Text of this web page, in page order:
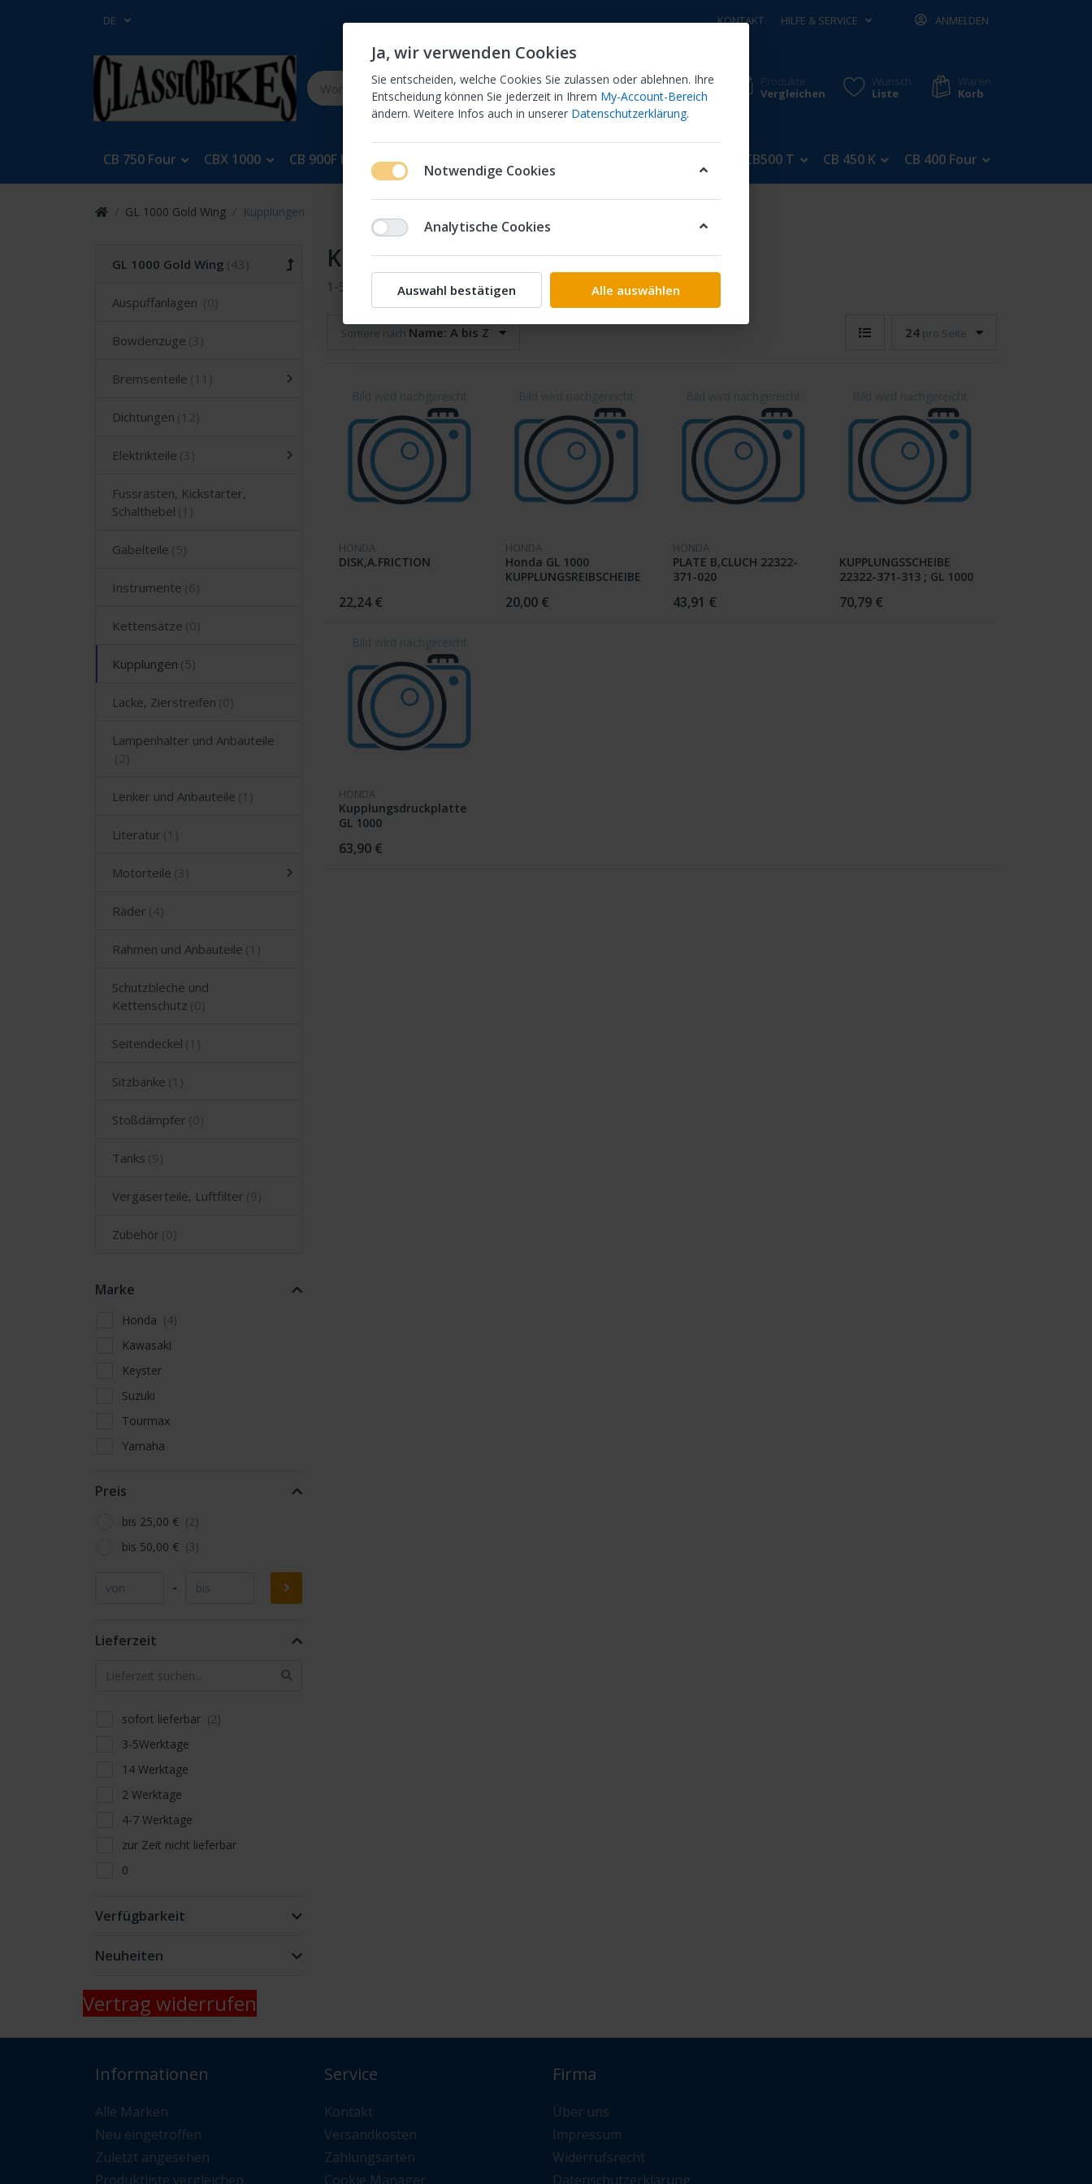
DE KONTAKT HILFE & SERVICE ANMELDEN
Produkte
Vergleichen
Wunsch
Liste
Waren
Korb
CB 750 Four CBX 1000 CB 900F Bol Dor CB500 T CB 450 K CB 400 Four
GL 1000 Gold Wing Kupplungen
GL 1000 Gold Wing
Auspuffanlagen
Bowdenzüge
Bremsenteile
Dichtungen
Elektrikteile
Fussrasten, Kickstarter,
Schalthebel
Gabelteile
Instrumente
Kettensätze
Kupplungen
Lacke, Zierstreifen
Lampenhalter und Anbauteile
Lenker und Anbauteile
Literatur
Motorteile
Räder
Rahmen und Anbauteile
Schutzbleche und
Kettenschutz
Seitendeckel
Sitzbänke
Stoßdämpfer
Tanks
Vergaserteile, Luftfilter
Zubehör
Marke
Honda
Kawasaki
Keyster
Suzuki
Tourmax
Yamaha
Preis
bis 25,00 €
bis 50,00 €
-
Lieferzeit
sofort lieferbar
3-5Werktage
14 Werktage
2 Werktage
4-7 Werktage
zur Zeit nicht lieferbar
0
per Mail erfragen
Verfügbarkeit
Neuheiten
Kupplungen
1-5
Sortiere nach Name: A bis Z 24pro Seite
HONDA
DISK,A.FRICTION
22,24 €
HONDA
Honda GL 1000
KUPPLUNGSREIBSCHEIBE
20,00 €
HONDA
PLATE B,CLUCH 22322-
371-020
43,91 €
KUPPLUNGSSCHEIBE
22322-371-313 ; GL 1000
70,79 €
HONDA
Kupplungsdruckplatte
GL 1000
63,90 €
Vertrag widerrufen
Informationen
Alle Marken
Neu eingetroffen
Zuletzt angesehen
Produktliste vergleichen
Service
Kontakt
Versandkosten
Zahlungsarten
Cookie Manager
Firma
Über uns
Impressum
Widerrufsrecht
Datenschutzerklärung
Ja, wir verwenden Cookies
Sie entscheiden, welche Cookies Sie zulassen oder ablehnen. Ihre
Entscheidung können Sie jederzeit in Ihrem My-Account-Bereich
ändern. Weitere Infos auch in unserer Datenschutzerklärung.
Notwendige Cookies
Analytische Cookies
Auswahl bestätigen Alle auswählen